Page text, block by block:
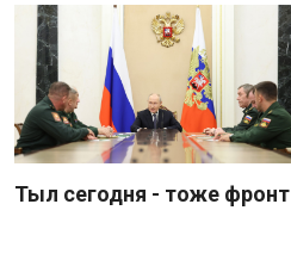
Тыл сегодня - тоже фронт